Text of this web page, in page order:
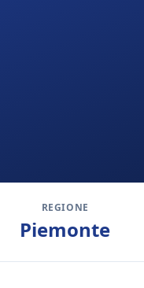
REGIONE
Piemonte